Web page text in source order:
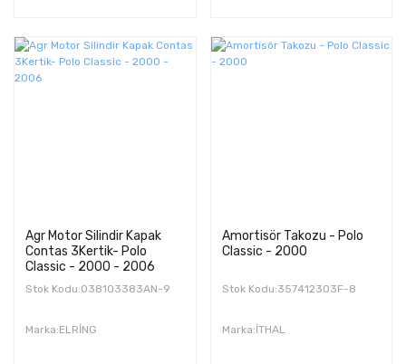
Agr Motor Silindir Kapak
Contas 3Kertik- Polo
Classic - 2000 - 2006
Stok Kodu:038103383AN-9
Marka:ELRİNG
Amortisör Takozu - Polo
Classic - 2000
Stok Kodu:357412303F-8
Marka:İTHAL